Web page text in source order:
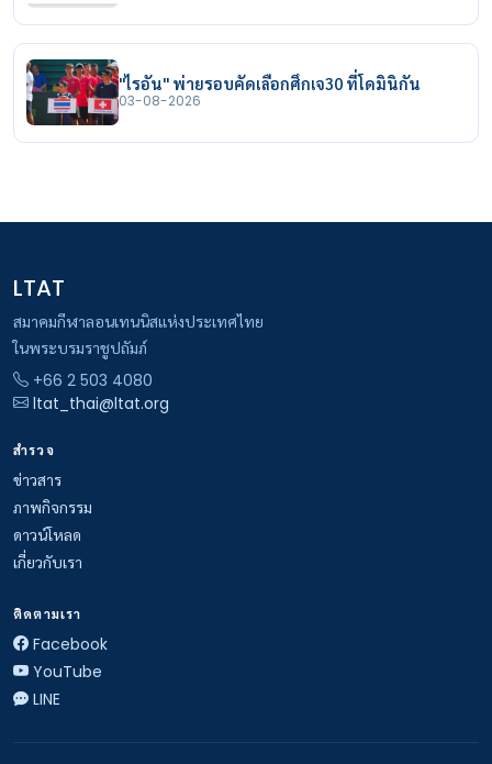
"ไรอัน" พ่ายรอบคัดเลือกศึกเจ30 ที่โดมินิกัน
03-08-2026
LTAT
สมาคมกีฬาลอนเทนนิสแห่งประเทศไทย
ในพระบรมราชูปถัมภ์
+66 2 503 4080
ltat_thai@ltat.org
สำรวจ
ข่าวสาร
ภาพกิจกรรม
ดาวน์โหลด
เกี่ยวกับเรา
ติดตามเรา
Facebook
YouTube
LINE